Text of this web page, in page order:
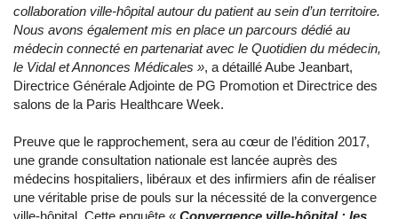
collaboration ville-hôpital autour du patient au sein d’un territoire.
Nous avons également mis en place un parcours dédié au
médecin connecté en partenariat avec le Quotidien du médecin,
le Vidal et Annonces Médicales », a détaillé Aube Jeanbart,
Directrice Générale Adjointe de PG Promotion et Directrice des
salons de la Paris Healthcare Week.
Preuve que le rapprochement, sera au cœur de l’édition 2017,
une grande consultation nationale est lancée auprès des
médecins hospitaliers, libéraux et des infirmiers afin de réaliser
une véritable prise de pouls sur la nécessité de la convergence
ville-hôpital. Cette enquête « Convergence ville-hôpital : les